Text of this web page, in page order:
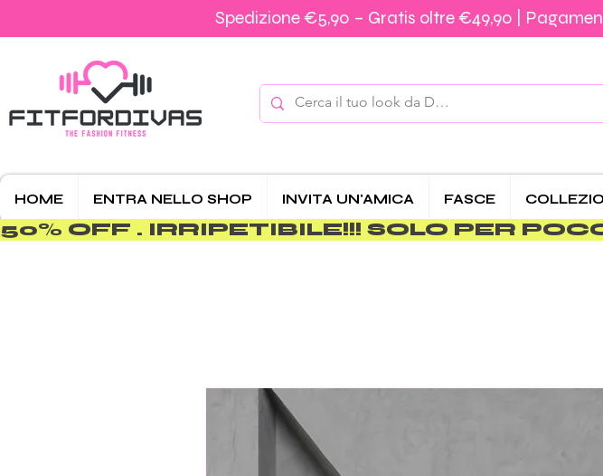
Spedizione
Spedizione €5,90 – Gratis oltre €49,90 |
HOME ENTRA NELLO SHOP INVITA UN'AMICA FASCE
50% OFF . IRRIPETIBILE!!! SOLO PER